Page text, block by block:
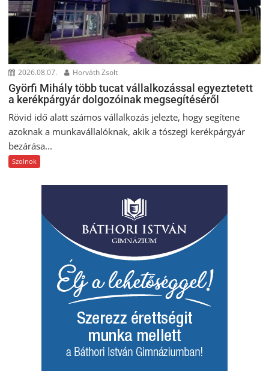
2026.08.07. Horváth Zsolt
Györfi Mihály több tucat vállalkozással egyeztetett
a kerékpárgyár dolgozóinak megsegítéséről
Rövid idő alatt számos vállalkozás jelezte, hogy segítene
azoknak a munkavállalóknak, akik a tószegi kerékpárgyár
bezárása...
Szolnok